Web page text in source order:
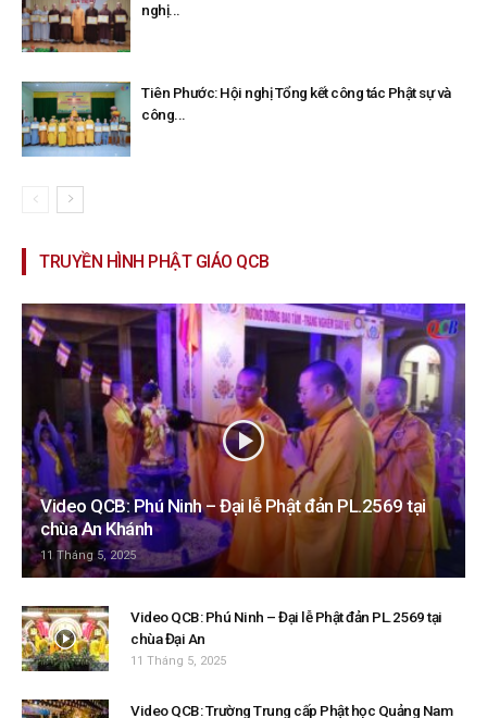
nghị...
Tiên Phước: Hội nghị Tổng kết công tác Phật sự và
công...
TRUYỀN HÌNH PHẬT GIÁO QCB
Video QCB: Phú Ninh – Đại lễ Phật đản PL.2569 tại
chùa An Khánh
11 Tháng 5, 2025
Video QCB: Phú Ninh – Đại lễ Phật đản PL.2569 tại
chùa Đại An
11 Tháng 5, 2025
Video QCB: Trường Trung cấp Phật học Quảng Nam